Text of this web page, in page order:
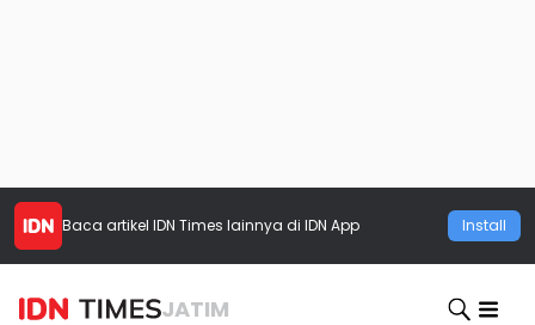
Baca artikel IDN Times lainnya di IDN App Install
JATIM